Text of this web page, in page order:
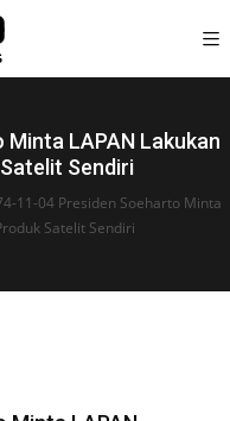
LAPAN Lakukan
Sendiri
11-04 Presiden Soeharto Minta
Satelit Sendiri